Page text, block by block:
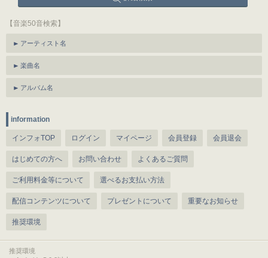
【音楽50音検索】
アーティスト名
楽曲名
アルバム名
information
インフォTOP ログイン マイページ 会員登録 会員退会
はじめての方へ お問い合わせ よくあるご質問
ご利用料金等について 選べるお支払い方法
配信コンテンツについて プレゼントについて 重要なお知らせ
推奨環境
推奨環境